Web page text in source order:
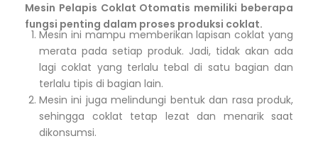
Mesin Pelapis Coklat Otomatis memiliki beberapa
fungsi penting dalam proses produksi coklat.
Mesin ini mampu memberikan lapisan coklat yang
merata pada setiap produk. Jadi, tidak akan ada
lagi coklat yang terlalu tebal di satu bagian dan
terlalu tipis di bagian lain.
Mesin ini juga melindungi bentuk dan rasa produk,
sehingga coklat tetap lezat dan menarik saat
dikonsumsi.